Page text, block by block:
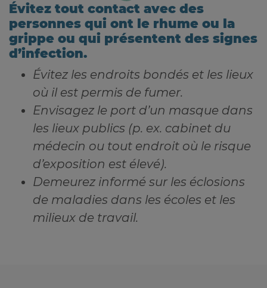
Évitez tout contact avec des
personnes qui ont le rhume ou la
grippe ou qui présentent des signes
d’infection.
Évitez les endroits bondés et les lieux
où il est permis de fumer.
Envisagez le port d’un masque dans
les lieux publics (p. ex. cabinet du
médecin ou tout endroit où le risque
d’exposition est élevé).
Demeurez informé sur les éclosions
de maladies dans les écoles et les
milieux de travail.